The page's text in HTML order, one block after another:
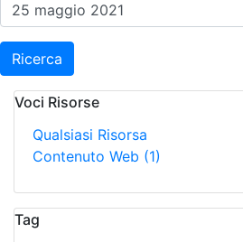
Ricerca
Voci Risorse
Qualsiasi Risorsa
Contenuto Web (1)
Tag